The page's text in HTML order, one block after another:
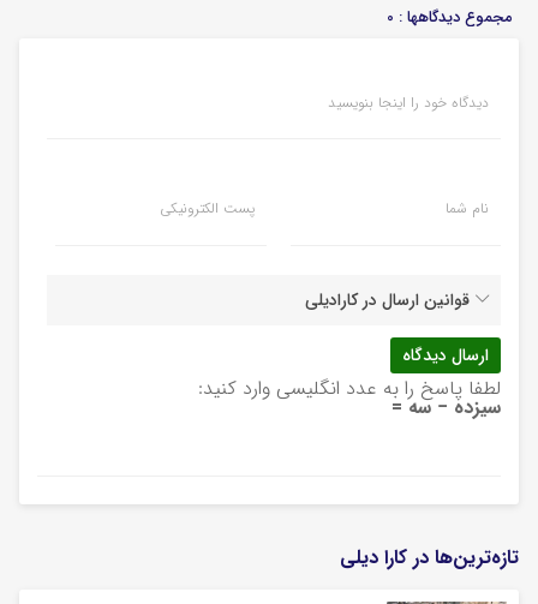
مجموع دیدگاهها : 0
دیدگاه خود را اینجا بنویسید
نام شما پست الکترونیکی
قوانین ارسال در کارادیلی
لطفا پاسخ را به عدد انگلیسی وارد کنید:
سیزده − سه =
تازه‌ترین‌ها در کارا دیلی